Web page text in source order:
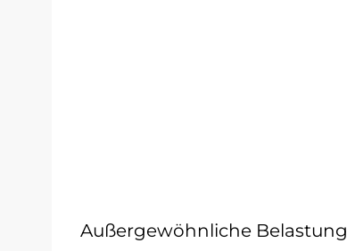
Außergewöhnliche Belastung